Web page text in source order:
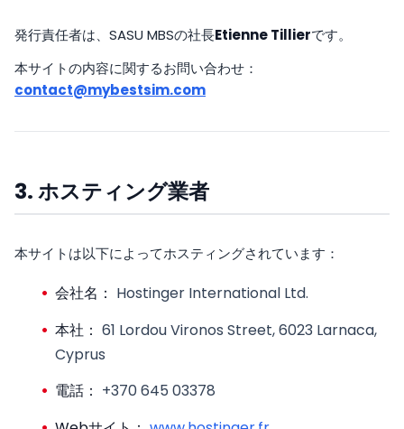
発行責任者は、SASU MBSの社長Etienne Tillierです。
本サイトの内容に関するお問い合わせ：
contact@mybestsim.com
3. ホスティング業者
本サイトは以下によってホスティングされています：
会社名： Hostinger International Ltd.
本社： 61 Lordou Vironos Street, 6023 Larnaca,
Cyprus
電話： +370 645 03378